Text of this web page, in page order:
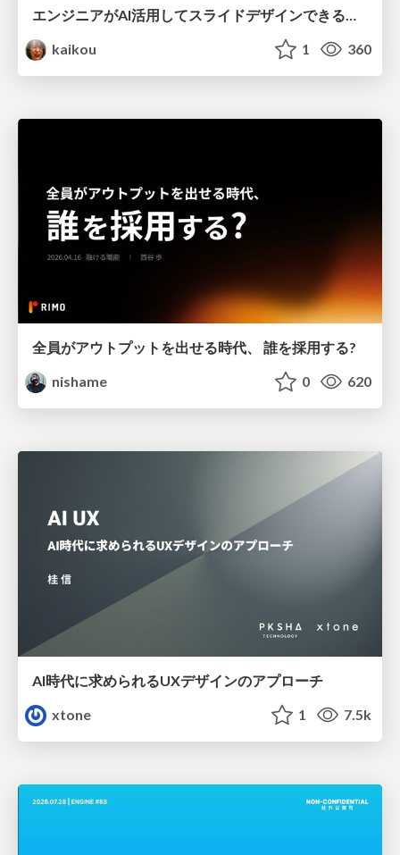
エンジニアがAI活用してスライドデザインできる世界が来たよ！
kaikou
1 360
全員がアウトプットを出せる時代、 誰を採用する?
nishame
0 620
AI時代に求められるUXデザインのアプローチ
xtone
1 7.5k